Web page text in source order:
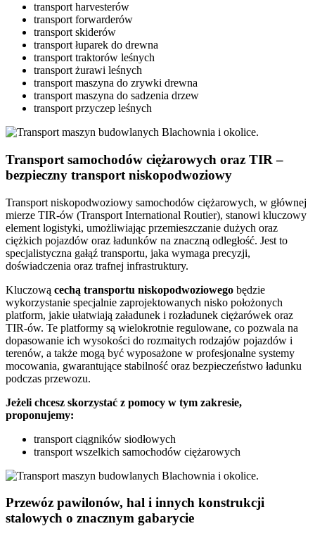
transport harvesterów
transport forwarderów
transport skiderów
transport łuparek do drewna
transport traktorów leśnych
transport żurawi leśnych
transport maszyna do zrywki drewna
transport maszyna do sadzenia drzew
transport przyczep leśnych
Transport samochodów ciężarowych oraz TIR –
bezpieczny transport niskopodwoziowy
Transport niskopodwoziowy samochodów ciężarowych, w głównej
mierze TIR-ów (Transport International Routier), stanowi kluczowy
element logistyki, umożliwiając przemieszczanie dużych oraz
ciężkich pojazdów oraz ładunków na znaczną odległość. Jest to
specjalistyczna gałąź transportu, jaka wymaga precyzji,
doświadczenia oraz trafnej infrastruktury.
Kluczową cechą transportu niskopodwoziowego będzie
wykorzystanie specjalnie zaprojektowanych nisko położonych
platform, jakie ułatwiają załadunek i rozładunek ciężarówek oraz
TIR-ów. Te platformy są wielokrotnie regulowane, co pozwala na
dopasowanie ich wysokości do rozmaitych rodzajów pojazdów i
terenów, a także mogą być wyposażone w profesjonalne systemy
mocowania, gwarantujące stabilność oraz bezpieczeństwo ładunku
podczas przewozu.
Jeżeli chcesz skorzystać z pomocy w tym zakresie,
proponujemy:
transport ciągników siodłowych
transport wszelkich samochodów ciężarowych
Przewóz pawilonów, hal i innych konstrukcji
stalowych o znacznym gabarycie